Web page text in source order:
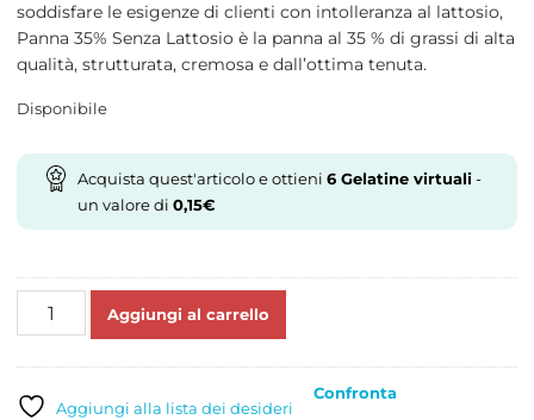
soddisfare le esigenze di clienti con intolleranza al lattosio,
Panna 35% Senza Lattosio è la panna al 35 % di grassi di alta
qualità, strutturata, cremosa e dall’ottima tenuta.
Disponibile
Acquista quest'articolo e ottieni 6Gelatine virtuali-
un valore di 0,15€
DEBIC
LATTOSIO
Aggiungi al carrello
Aggiungi alla lista dei desideri
Confronta